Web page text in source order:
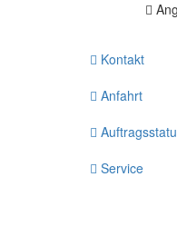
Kontakt
Anfahrt
Service